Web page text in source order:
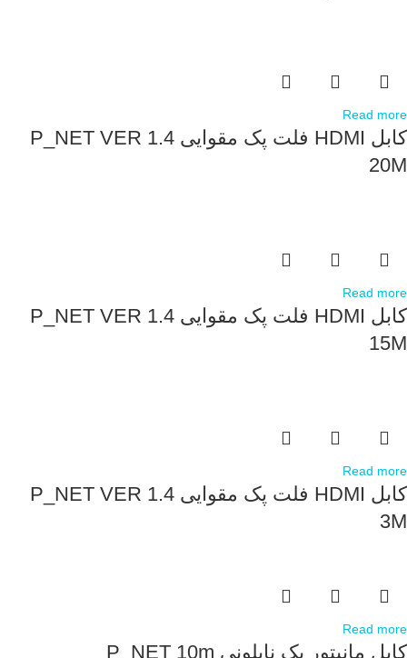
Read more
کابل HDMI فلت پک مقوایی P_NET VER 1.4
20M
Read more
کابل HDMI فلت پک مقوایی P_NET VER 1.4
15M
Read more
کابل HDMI فلت پک مقوایی P_NET VER 1.4
3M
Read more
کابل مانیتور پک نایلونی P_NET 10m